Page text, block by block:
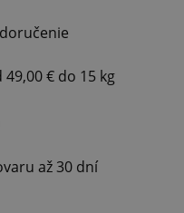
€ do 15 kg
až 30 dní